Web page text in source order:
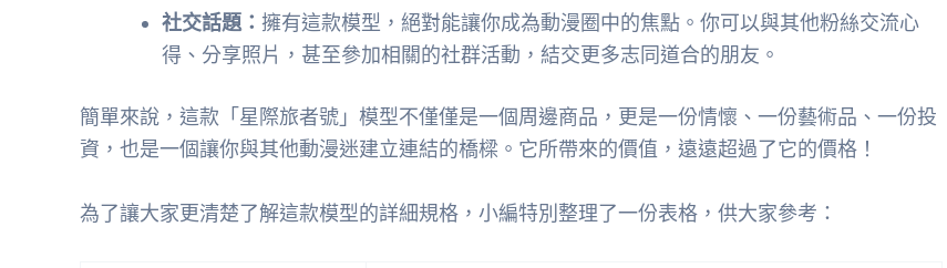
社交話題： 擁有這款模型，絕對能讓你成為動漫圈中的焦點。你可以與其他粉絲交流心
得、分享照片，甚至參加相關的社群活動，結交更多志同道合的朋友。
簡單來說，這款「星際旅者號」模型不僅僅是一個周邊商品，更是一份情懷、一份藝術品、一份投
資，也是一個讓你與其他動漫迷建立連結的橋樑。它所帶來的價值，遠遠超過了它的價格！
為了讓大家更清楚了解這款模型的詳細規格，小編特別整理了一份表格，供大家參考：